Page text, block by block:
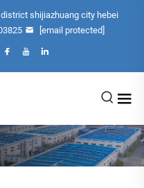
shijiazhuang city hebei
[email protected]